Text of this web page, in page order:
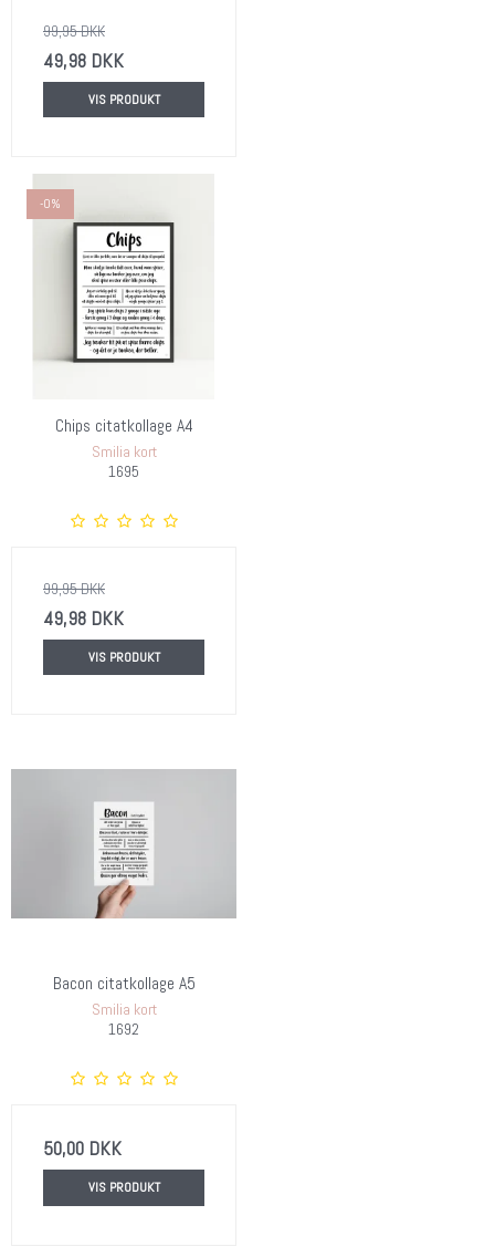
99,95 DKK
49,98 DKK
VIS PRODUKT
-0%
Chips citatkollage A4
Smilia kort
1695
99,95 DKK
49,98 DKK
VIS PRODUKT
Bacon citatkollage A5
Smilia kort
1692
50,00 DKK
VIS PRODUKT